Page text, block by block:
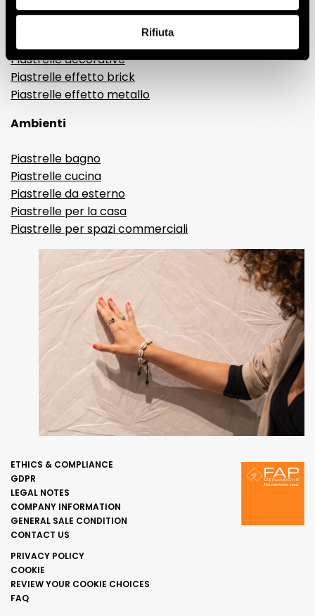
Rifiuta
Gres porcellanato effetto pietra
Piastrelle decorative
Piastrelle effetto brick
Piastrelle effetto metallo
Ambienti
Piastrelle bagno
Piastrelle cucina
Piastrelle da esterno
Piastrelle per la casa
Piastrelle per spazi commerciali
ETHICS & COMPLIANCE
GDPR
LEGAL NOTES
COMPANY INFORMATION
GENERAL SALE CONDITION
CONTACT US
PRIVACY POLICY
COOKIE
REVIEW YOUR COOKIE CHOICES
FAQ